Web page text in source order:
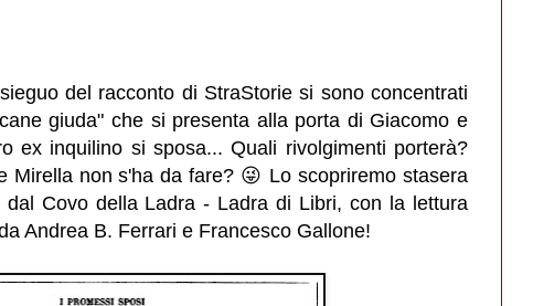
del racconto di StraStorie si sono concentrati
giuda" che si presenta alla porta di Giacomo e
ex inquilino si sposa... Quali rivolgimenti porterà?
Mirella non s'ha da fare? 😜 Lo scopriremo stasera
dal Covo della Ladra - Ladra di Libri, con la lettura
Andrea B. Ferrari e Francesco Gallone!